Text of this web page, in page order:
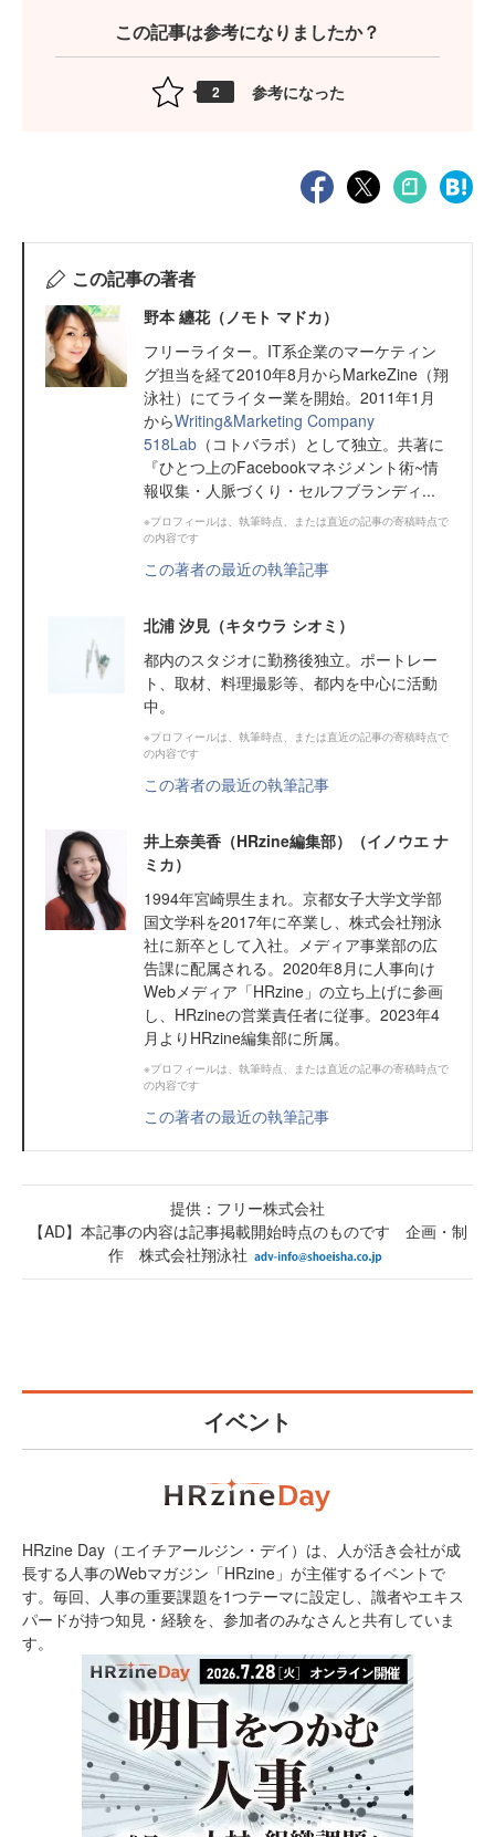
この記事は参考になりましたか？
2 参考になった
この記事の著者
野本 纏花（ノモト マドカ）
フリーライター。IT系企業のマーケティン
グ担当を経て2010年8月からMarkeZine（翔
泳社）にてライター業を開始。2011年1月
からWriting&Marketing Company
518Lab （コトバラボ）として独立。共著に
『ひとつ上のFacebookマネジメント術~情
報収集・人脈づくり・セルフブランディ...
※プロフィールは、執筆時点、または直近の記事の寄稿時点で
の内容です
この著者の最近の執筆記事
北浦 汐見（キタウラ シオミ）
都内のスタジオに勤務後独立。ポートレー
ト、取材、料理撮影等、都内を中心に活動
中。
※プロフィールは、執筆時点、または直近の記事の寄稿時点で
の内容です
この著者の最近の執筆記事
井上奈美香（HRzine編集部）（イノウエ ナ
ミカ）
1994年宮崎県生まれ。京都女子大学文学部
国文学科を2017年に卒業し、株式会社翔泳
社に新卒として入社。メディア事業部の広
告課に配属される。2020年8月に人事向け
Webメディア「HRzine」の立ち上げに参画
し、HRzineの営業責任者に従事。2023年4
月よりHRzine編集部に所属。
※プロフィールは、執筆時点、または直近の記事の寄稿時点で
の内容です
この著者の最近の執筆記事
提供：フリー株式会社
【AD】本記事の内容は記事掲載開始時点のものです 企画・制
作 株式会社翔泳社
イベント
HRzine Day（エイチアールジン・デイ）は、人が活き会社が成
長する人事のWebマガジン「HRzine」が主催するイベントで
す。毎回、人事の重要課題を1つテーマに設定し、識者やエキス
パードが持つ知見・経験を、参加者のみなさんと共有していま
す。